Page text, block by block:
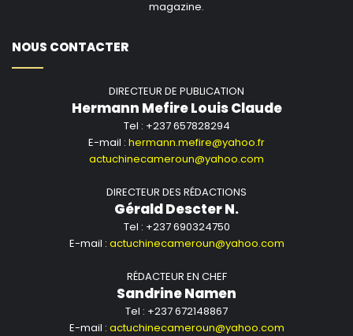
magazine.
NOUS CONTACTER
DIRECTEUR DE PUBLICATION
Hermann Mefire Louis Claude
Tel : +237 657828294
E-mail : hermann.mefire@yahoo.fr
actuchinecameroun@yahoo.com
DIRECTEUR DES RÉDACTIONS
Gérald Descter N.
Tel : +237 690324750
E-mail : actuchinecameroun@yahoo.com
RÉDACTEUR EN CHEF
Sandrine Namen
Tel : +237 672148867
E-mail : actuchinecameroun@yahoo.com